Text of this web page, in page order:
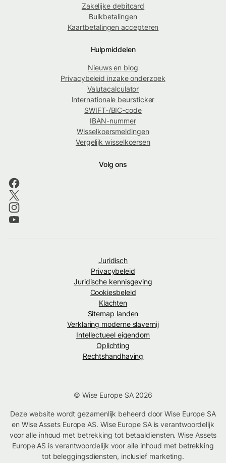
Zakelijke debitcard
Bulkbetalingen
Kaartbetalingen accepteren
Hulpmiddelen
Nieuws en blog
Privacybeleid inzake onderzoek
Valutacalculator
Internationale beursticker
SWIFT-/BIC-code
IBAN-nummer
Wisselkoersmeldingen
Vergelijk wisselkoersen
Volg ons
Juridisch
Privacybeleid
Juridische kennisgeving
Cookiesbeleid
Klachten
Sitemap landen
Verklaring moderne slavernij
Intellectueel eigendom
Oplichting
Rechtshandhaving
© Wise Europe SA 2026
Deze website wordt gezamenlijk beheerd door Wise Europe SA
en Wise Assets Europe AS. Wise Europe SA is verantwoordelijk
voor alle inhoud met betrekking tot betaaldiensten. Wise Assets
Europe AS is verantwoordelijk voor alle inhoud met betrekking
tot beleggingsdiensten, inclusief marketing.